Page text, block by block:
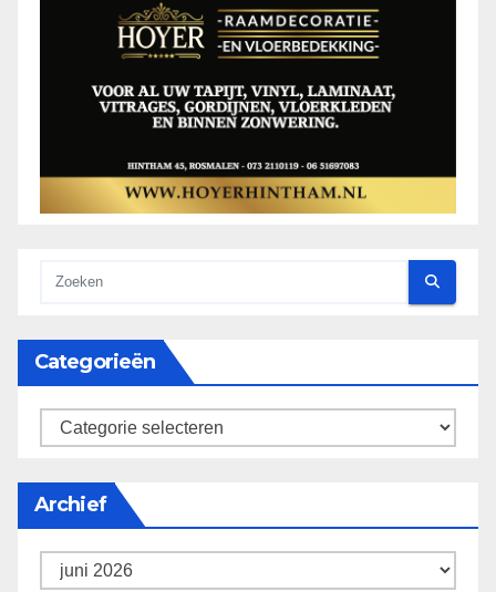
Categorieën
categorieën
Archief
Archief